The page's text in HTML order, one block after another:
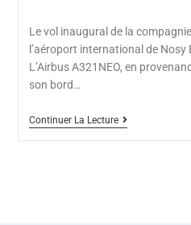
Le vol inaugural de la
l’aéroport international de Nosy
L’Airbus A321NEO, en
son bord…
Continuer La Lecture